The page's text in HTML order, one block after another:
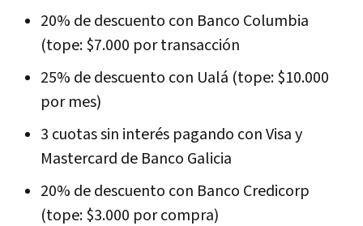
20% de descuento con Banco Columbia
(tope: $7.000 por transacción
25% de descuento con Ualá (tope: $10.000
por mes)
3 cuotas sin interés pagando con Visa y
Mastercard de Banco Galicia
20% de descuento con Banco Credicorp
(tope: $3.000 por compra)